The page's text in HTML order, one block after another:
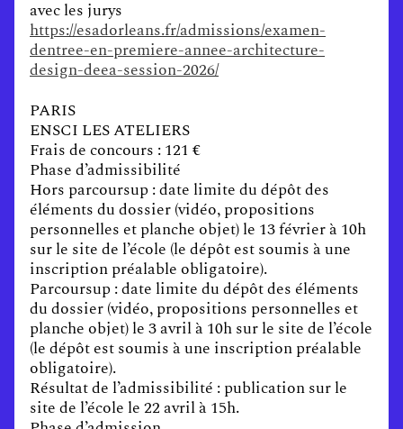
avec les jurys
https://esadorleans.fr/admissions/examen-
dentree-en-premiere-annee-architecture-
design-deea-session-2026/
PARIS
ENSCI LES ATELIERS
Frais de concours : 121 €
Phase d’admissibilité
Hors parcoursup : date limite du dépôt des
éléments du dossier (vidéo, propositions
personnelles et planche objet) le 13 février à 10h
sur le site de l’école (le dépôt est soumis à une
inscription préalable obligatoire).
Parcoursup : date limite du dépôt des éléments
du dossier (vidéo, propositions personnelles et
planche objet) le 3 avril à 10h sur le site de l’école
(le dépôt est soumis à une inscription préalable
obligatoire).
Résultat de l’admissibilité : publication sur le
site de l’école le 22 avril à 15h.